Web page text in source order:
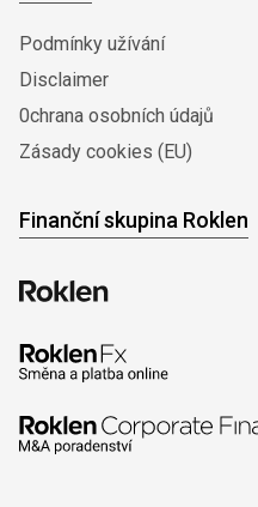
Podmínky užívání
Disclaimer
0chrana osobních údajů
Zásady cookies (EU)
Finanční skupina Roklen